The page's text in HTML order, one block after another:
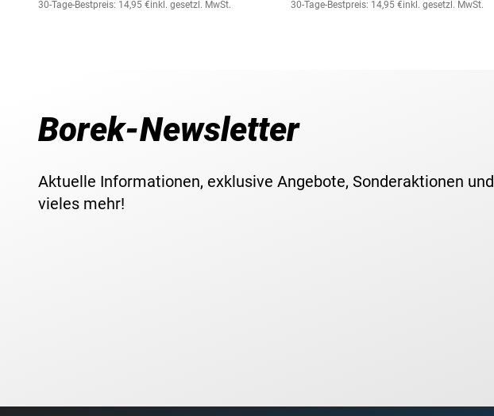
30-Tage-Bestpreis: 14,95 €inkl. gesetzl. MwSt. 30-Tage-Bestpreis: 14,95 €inkl. gesetzl. MwSt.
Borek-Newsletter
Aktuelle Informationen, exklusive Angebote, Sonderaktionen und
vieles mehr!